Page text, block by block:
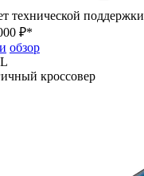
технической поддержки
₽*
обзор
кроссовер